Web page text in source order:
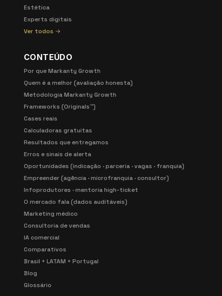
Estética
Experts digitais
Ver todos →
CONTEÚDO
Por que Markanty Growth
Quem é a melhor (avaliação honesta)
Metodologia Markanty Growth
Frameworks (Originals™)
Cases reais
Calculadoras gratuitas
Resultados que entregamos
Erros e sinais de alerta
Oportunidades (indicação · parceria · vagas · franquia)
Empreender (agência · microfranquia · consultor)
Infoprodutores · mentoria high-ticket
O mercado fala (dados auditáveis)
Marketing médico
Consultoria de vendas
IA comercial
Comparativos
Brasil + LATAM + Portugal
Blog
Glossário